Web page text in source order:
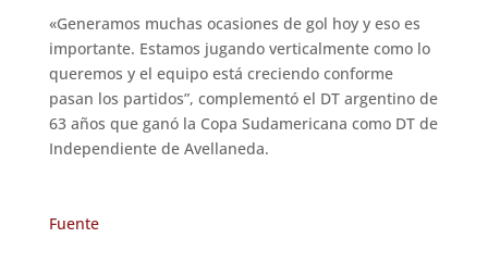
«Generamos muchas ocasiones de gol hoy y eso es
importante. Estamos jugando verticalmente como lo
queremos y el equipo está creciendo conforme
pasan los partidos”, complementó el DT argentino de
63 años que ganó la Copa Sudamericana como DT de
Independiente de Avellaneda.
Fuente